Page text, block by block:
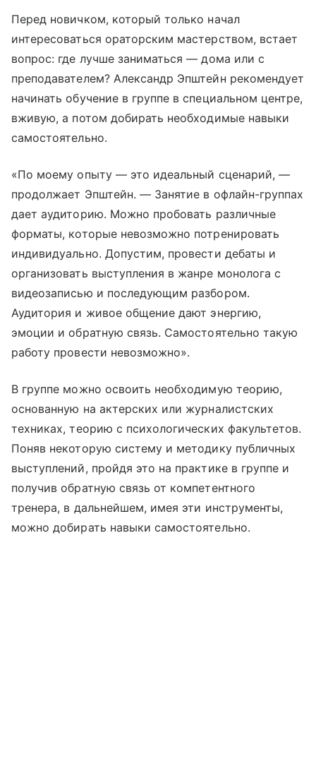
Перед новичком, который только начал
интересоваться ораторским мастерством, встает
вопрос: где лучше заниматься — дома или с
преподавателем? Александр Эпштейн рекомендует
начинать обучение в группе в специальном центре,
вживую, а потом добирать необходимые навыки
самостоятельно.
«По моему опыту — это идеальный сценарий, —
продолжает Эпштейн. — Занятие в офлайн-группах
дает аудиторию. Можно пробовать различные
форматы, которые невозможно потренировать
индивидуально. Допустим, провести дебаты и
организовать выступления в жанре монолога с
видеозаписью и последующим разбором.
Аудитория и живое общение дают энергию,
эмоции и обратную связь. Самостоятельно такую
работу провести невозможно».
В группе можно освоить необходимую теорию,
основанную на актерских или журналистских
техниках, теорию с психологических факультетов.
Поняв некоторую систему и методику публичных
выступлений, пройдя это на практике в группе и
получив обратную связь от компетентного
тренера, в дальнейшем, имея эти инструменты,
можно добирать навыки самостоятельно.